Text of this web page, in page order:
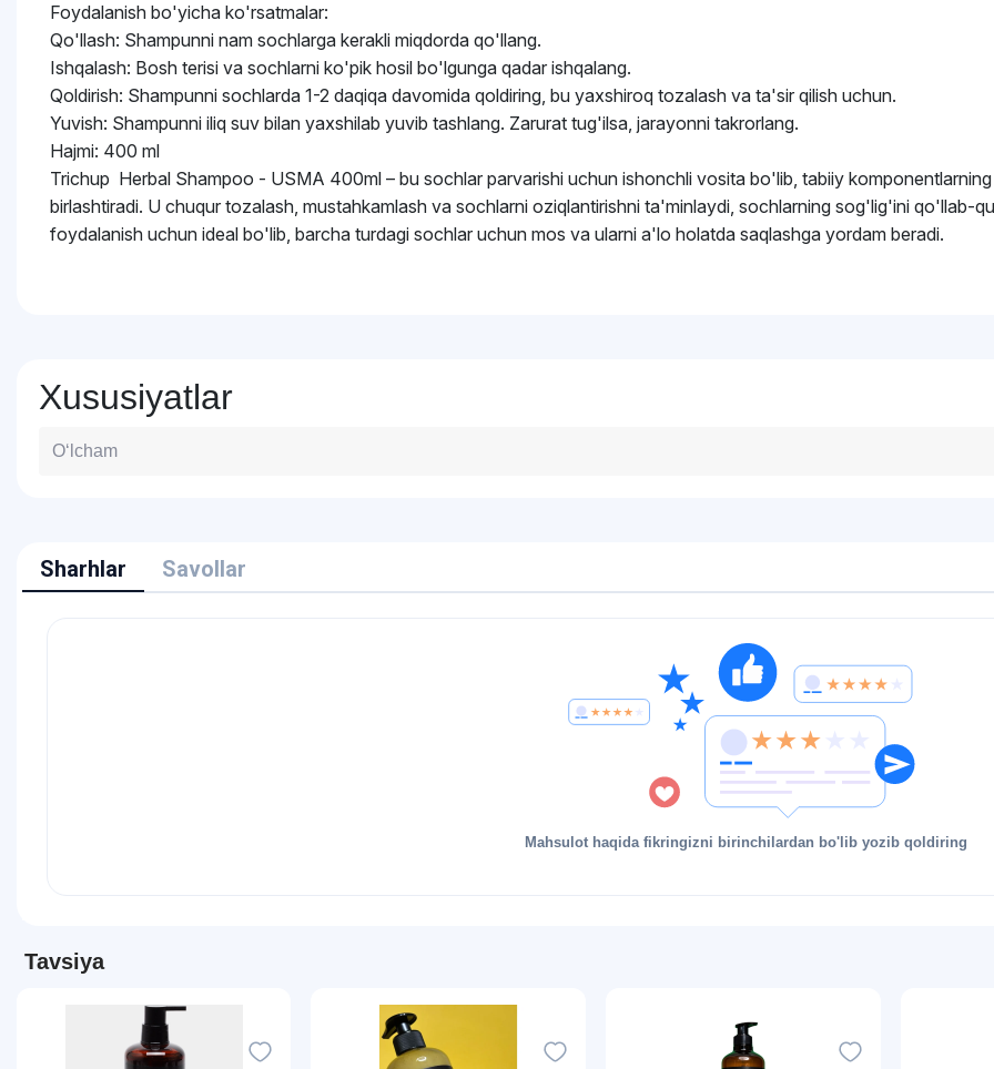
Foydalanish bo'yicha ko'rsatmalar:
Qo'llash: Shampunni nam sochlarga kerakli miqdorda qo'llang.
Ishqalash: Bosh terisi va sochlarni ko'pik hosil bo'lgunga qadar ishqalang.
Qoldirish: Shampunni sochlarda 1-2 daqiqa davomida qoldiring, bu yaxshiroq tozalash va ta'sir qilish uchun.
Yuvish: Shampunni iliq suv bilan yaxshilab yuvib tashlang. Zarurat tug'ilsa, jarayonni takrorlang.
Hajmi: 400 ml
Trichup Herbal Shampoo - USMA 400ml – bu sochlar parvarishi uchun ishonchli vosita bo'lib, tabiiy
birlashtiradi. U chuqur tozalash, mustahkamlash va sochlarni oziqlantirishni ta'minlaydi, sochlarning sog'lig'ini qo'llab-
foydalanish uchun ideal bo'lib, barcha turdagi sochlar uchun mos va ularni a'lo holatda saqlashga yordam beradi.
Xususiyatlar
O‘lcham
Sharhlar Savollar
Mahsulot haqida fikringizni birinchilardan bo'lib yozib qoldiring
Tavsiya